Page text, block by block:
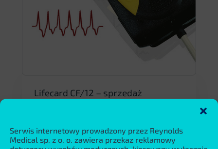
Serwis internetowy prowadzony przez Reynolds
Medical sp. z o. o. zawiera przekaz reklamowy
Lifecard CF/12 – sprzedaż
12 kanałów z 10 elektrodCiągły zapis EKG
do 7 dniRzeczywiste 12 kanałów...